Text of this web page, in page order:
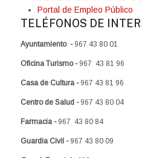
Portal de Empleo Público
TELÉFONOS DE
Ayuntamiento -967 43 80 01
Oficina Turismo -967 43 81 96
Casa de Cultura -967 43 81 96
Centro de Salud -967 43 80 04
Farmacia -967 43 80 84
Guardia Civil -967 43 80 09